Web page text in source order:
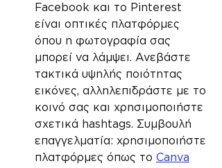
Facebook και το Pinterest
είναι οπτικές πλατφόρμες
όπου η φωτογραφία σας
μπορεί να λάμψει. Ανεβάστε
τακτικά υψηλής ποιότητας
εικόνες, αλληλεπιδράστε με το
κοινό σας και χρησιμοποιήστε
σχετικά hashtags. Συμβουλή
επαγγελματία: χρησιμοποιήστε
πλατφόρμες όπως το Canva